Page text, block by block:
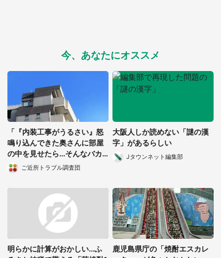
今、あなたにオススメ
「『内装工事がうるさい』怒
鳴り込んできた奥さんに部屋
の中を見せたら...そんなバカ
な！」（都道府県・年齢不
明）
ご近所トラブル調査団
大阪人しか読めない「謎の漢
字」があるらしい
Jタウンネット編集部
明らかに計算がおかしい...ふ
鹿児島県庁の「焼酎エスカレ